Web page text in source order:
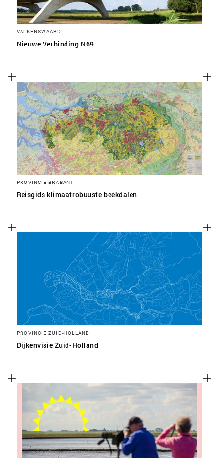
VALKENSWAARD
Nieuwe Verbinding N69
PROVINCIE BRABANT
Reisgids klimaatrobuuste beekdalen
PROVINCIE ZUID-HOLLAND
Dijkenvisie Zuid-Holland